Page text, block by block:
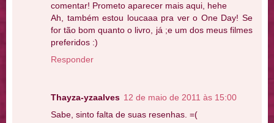
comentar! Prometo aparecer mais aqui, hehe
Ah, também estou loucaaa pra ver o One Day! Se
for tão bom quanto o livro, já ;e um dos meus filmes
preferidos :)
Responder
Thayza-yzaalves 12 de maio de 2011 às 15:00
Sabe, sinto falta de suas resenhas. =(